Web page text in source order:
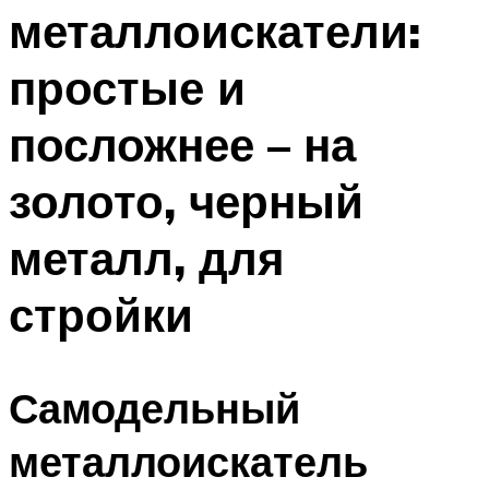
металлоискатели:
простые и
посложнее – на
золото, черный
металл, для
стройки
Самодельный
металлоискатель